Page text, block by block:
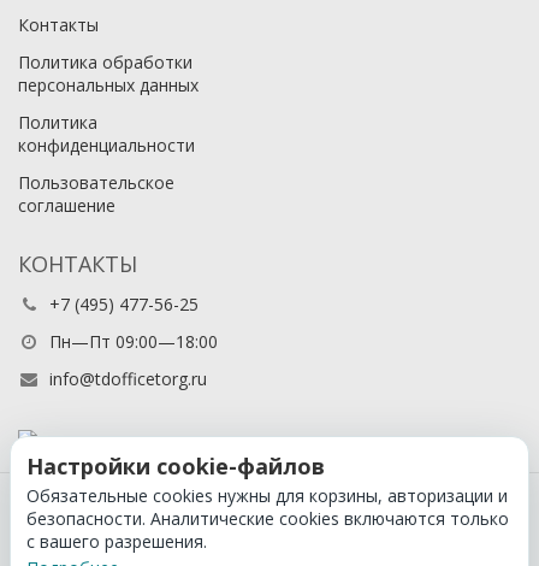
Контакты
Политика обработки
персональных данных
Политика
конфиденциальности
Пользовательское
соглашение
КОНТАКТЫ
+7 (495) 477-56-25
Пн—Пт 09:00—18:00
info@tdofficetorg.ru
© 2026 Официальный партнер Cactus в России
Настройки cookie-файлов
Обязательные cookies нужны для корзины, авторизации и
безопасности. Аналитические cookies включаются только
с вашего разрешения.